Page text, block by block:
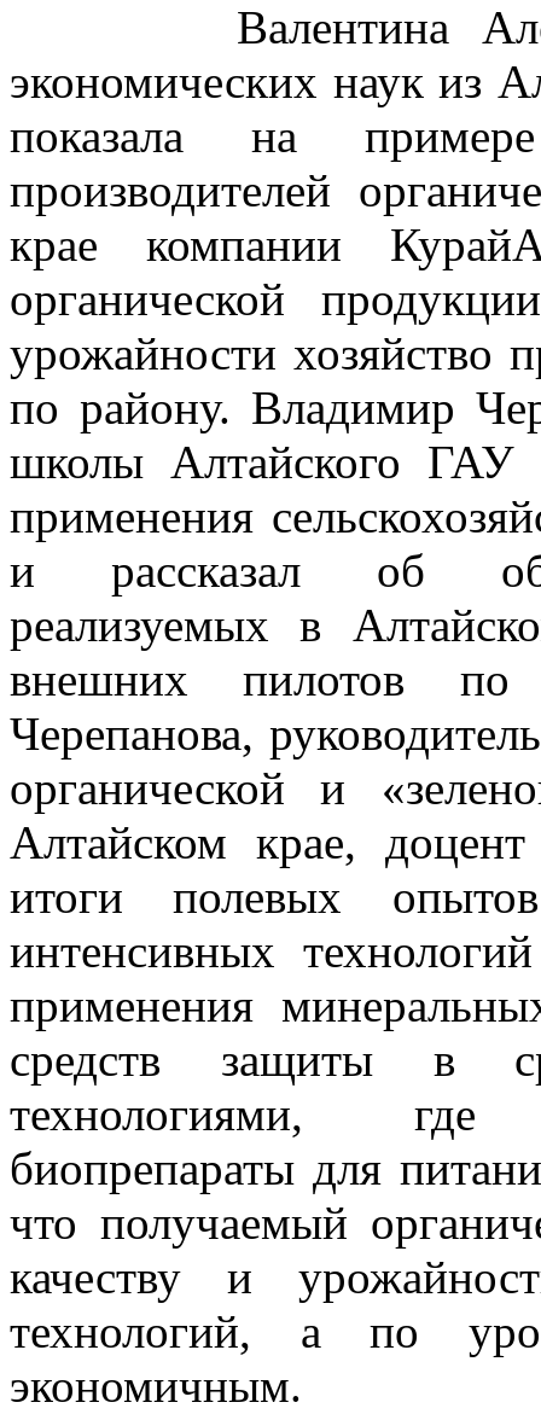
Валентина
экономических наук из
показала на
производителей
крае компании
органической
урожайности хозяйство
по району. Владимир
школы Алтайского ГАУ
применения
и рассказал об
реализуемых в
внешних пилотов
Черепанова,
органической и
Алтайском крае,
итоги полевых
интенсивных
применения
средств защиты в
технологиями, где
биопрепараты для
что получаемый
качеству и
технологий, а по
экономичным.